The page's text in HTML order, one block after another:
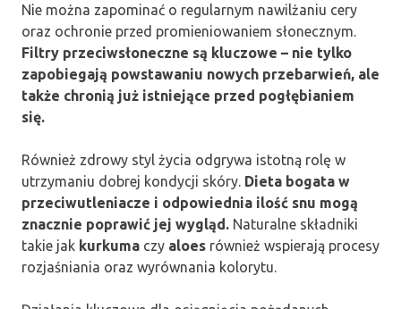
Nie można zapominać o regularnym nawilżaniu cery
oraz ochronie przed promieniowaniem słonecznym.
Filtry przeciwsłoneczne są kluczowe – nie tylko
zapobiegają powstawaniu nowych przebarwień, ale
także chronią już istniejące przed pogłębianiem
się.
Również zdrowy styl życia odgrywa istotną rolę w
utrzymaniu dobrej kondycji skóry. Dieta bogata w
przeciwutleniacze i odpowiednia ilość snu mogą
znacznie poprawić jej wygląd. Naturalne składniki
takie jak kurkuma czy aloes również wspierają procesy
rozjaśniania oraz wyrównania kolorytu.